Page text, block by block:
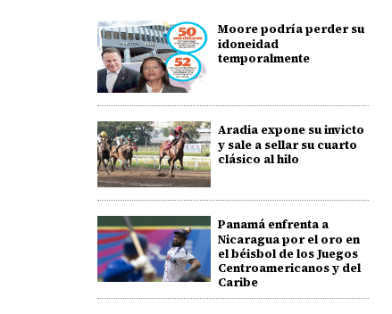
Moore podría perder su
idoneidad
temporalmente
Aradia expone su invicto
y sale a sellar su cuarto
clásico al hilo
Panamá enfrenta a
Nicaragua por el oro en
el béisbol de los Juegos
Centroamericanos y del
Caribe